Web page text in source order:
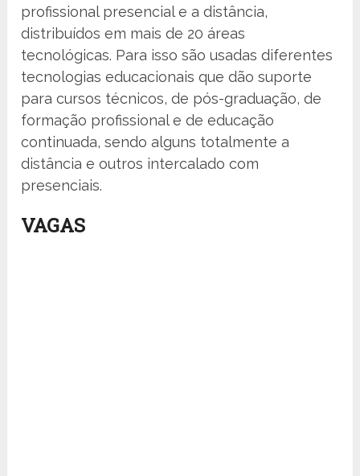
profissional presencial e a distância,
distribuídos em mais de 20 áreas
tecnológicas. Para isso são usadas diferentes
tecnologias educacionais que dão suporte
para cursos técnicos, de pós-graduação, de
formação profissional e de educação
continuada, sendo alguns totalmente a
distância e outros intercalado com
presenciais.
VAGAS